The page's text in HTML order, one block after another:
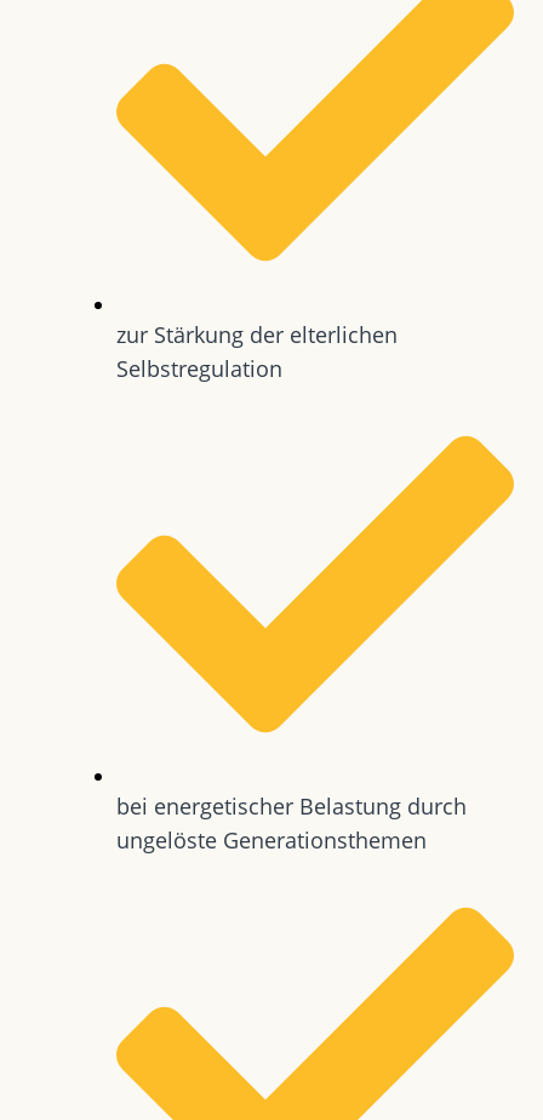
zur Stärkung der elterlichen
Selbstregulation
bei energetischer Belastung durch
ungelöste Generationsthemen